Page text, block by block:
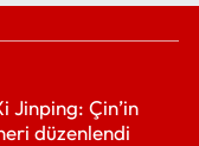
Jinping: Çin’in
düzenlendi